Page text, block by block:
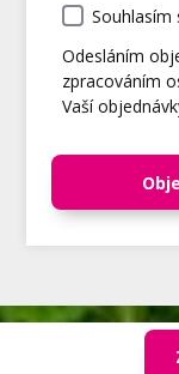
Odesláním
zpracováním
Vaší